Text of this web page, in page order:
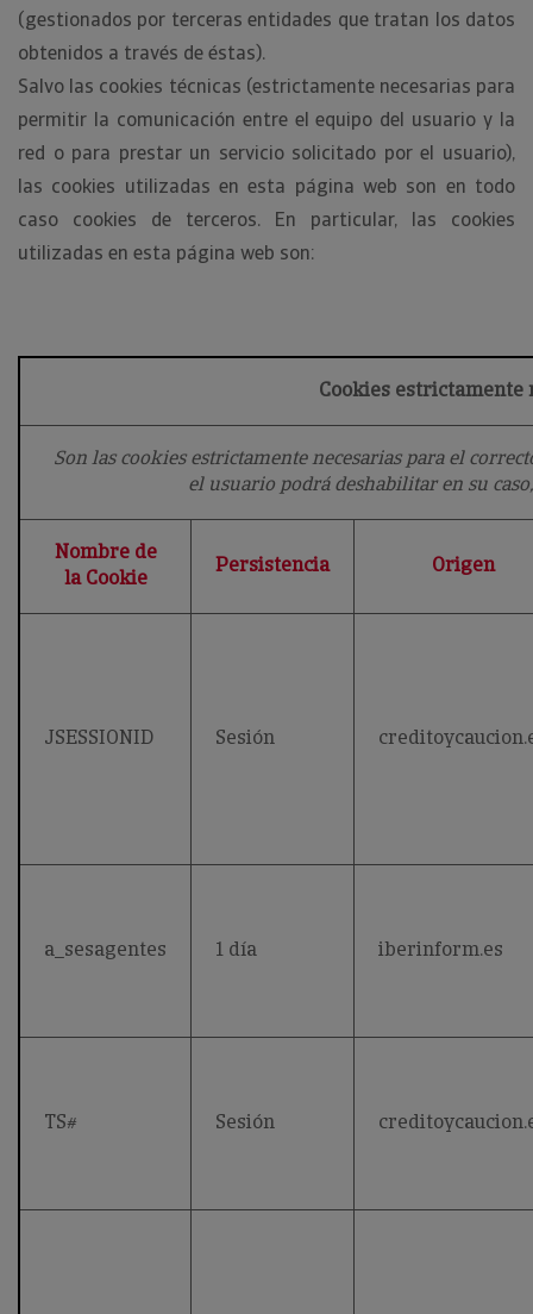
(gestionados por terceras entidades que tratan los datos
obtenidos a través de éstas).
Salvo las cookies técnicas (estrictamente necesarias para
permitir la comunicación entre el equipo del usuario y la
red o para prestar un servicio solicitado por el usuario),
las cookies utilizadas en esta página web son en todo
caso cookies de terceros. En particular, las cookies
utilizadas en esta página web son:
Cookies estrictamente
Son las cookies estrictamente necesarias para el
el usuario podrá deshabilitar en su
Nombre de
la Cookie
Persistencia Origen
JSESSIONID Sesión
a_sesagentes 1 día iberinform.es
TS# Sesión